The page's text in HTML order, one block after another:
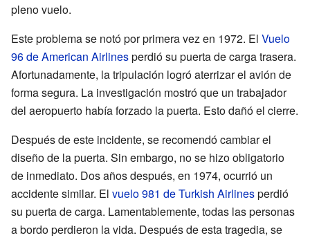
pleno vuelo.
Este problema se notó por primera vez en 1972. El Vuelo
96 de American Airlinesperdió su puerta de carga trasera.
Afortunadamente, la tripulación logró aterrizar el avión de
forma segura. La investigación mostró que un trabajador
del aeropuerto había forzado la puerta. Esto dañó el cierre.
Después de este incidente, se recomendó cambiar el
diseño de la puerta. Sin embargo, no se hizo obligatorio
de inmediato. Dos años después, en 1974, ocurrió un
accidente similar. El vuelo 981 de Turkish Airlinesperdió
su puerta de carga. Lamentablemente, todas las personas
a bordo perdieron la vida. Después de esta tragedia, se